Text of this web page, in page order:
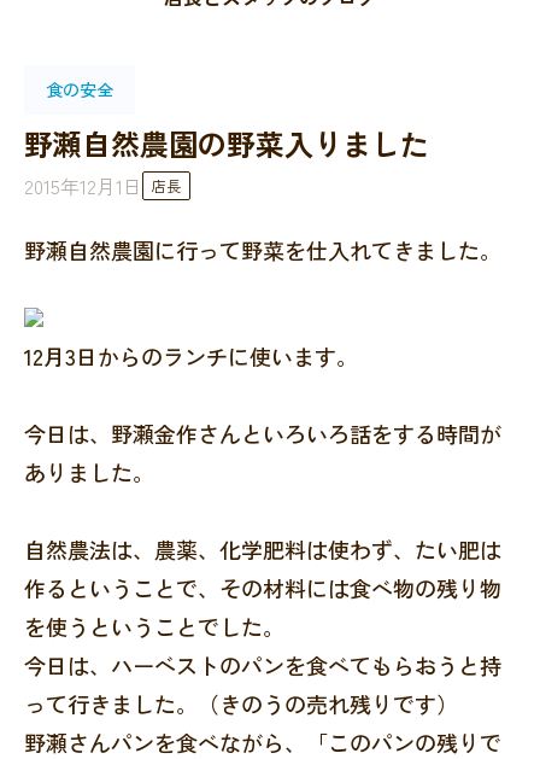
食の安全
野瀬自然農園の野菜入りました
2015年12月1日 店長
野瀬自然農園に行って野菜を仕入れてきました。
12月3日からのランチに使います。
今日は、野瀬金作さんといろいろ話をする時間が
ありました。
自然農法は、農薬、化学肥料は使わず、たい肥は
作るということで、その材料には食べ物の残り物
を使うということでした。
今日は、ハーベストのパンを食べてもらおうと持
って行きました。（きのうの売れ残りです）
野瀬さんパンを食べながら、「このパンの残りで